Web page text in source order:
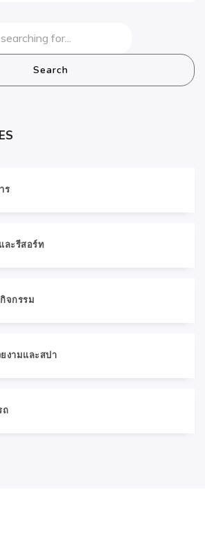
Search
ร
ละรีสอร์ท
จกรรม
งามและสปา
ถ